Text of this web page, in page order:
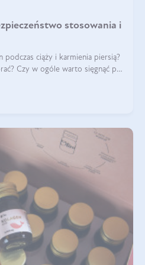
stosowania i
podczas ciąży i karmienia piersią?
Czy w ogóle warto sięgnąć po